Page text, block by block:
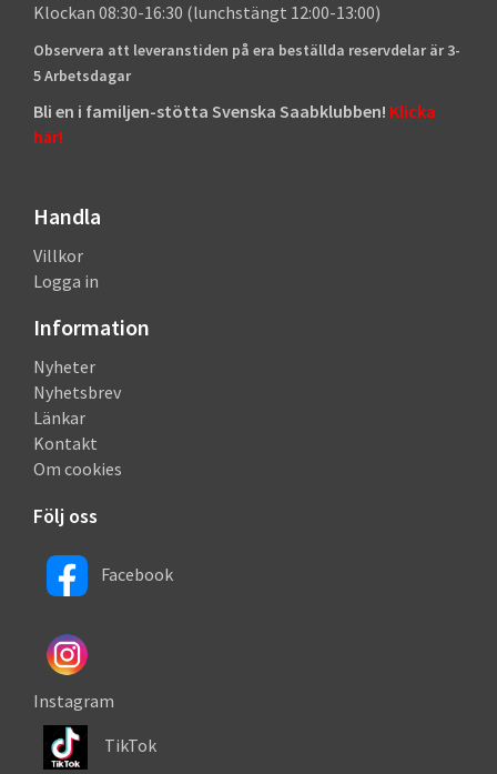
Klockan 08:30-16:30 (lunchstängt 12:00-13:00)
Observera att leveranstiden på era beställda reservdelar är 3-
5 Arbetsdagar
Bli en i familjen-stötta Svenska Saabklubben! Klicka
här!
Handla
Villkor
Logga in
Information
Nyheter
Nyhetsbrev
Länkar
Kontakt
Om cookies
Följ oss
Facebook
Instagram
TikTok